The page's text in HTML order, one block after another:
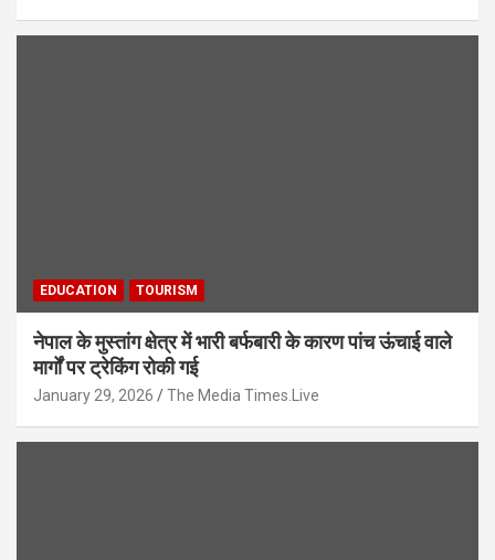
EDUCATION TOURISM
नेपाल के मुस्तांग क्षेत्र में भारी बर्फबारी के कारण पांच ऊंचाई वाले
मार्गों पर ट्रेकिंग रोकी गई
January 29, 2026 The Media Times.Live